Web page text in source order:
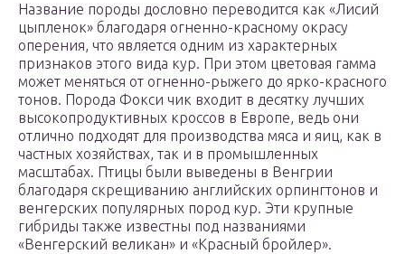
Название породы дословно переводится как «Лисий
цыпленок» благодаря огненно-красному окрасу
оперения, что является одним из характерных
признаков этого вида кур. При этом цветовая гамма
может меняться от огненно-рыжего до ярко-красного
тонов. Порода Фокси чик входит в десятку лучших
высокопродуктивных кроссов в Европе, ведь они
отлично подходят для производства мяса и яиц, как в
частных хозяйствах, так и в промышленных
масштабах. Птицы были выведены в Венгрии
благодаря скрещиванию английских орпингтонов и
венгерских популярных пород кур. Эти крупные
гибриды также известны под названиями
«Венгерский великан» и «Красный бройлер».